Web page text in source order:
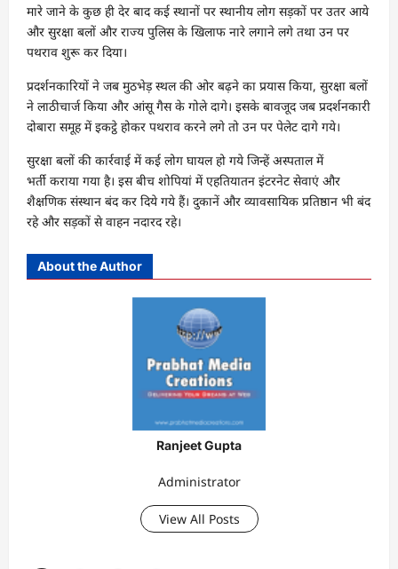
मारे जाने के कुछ ही देर बाद कई स्थानों पर स्थानीय लोग सड़कों पर उतर आये
और सुरक्षा बलों और राज्य पुलिस के खिलाफ नारे लगाने लगे तथा उन पर
पथराव शुरू कर दिया।
प्रदर्शनकारियों ने जब मुठभेड़ स्थल की ओर बढ़ने का प्रयास किया, सुरक्षा बलों
ने लाठीचार्ज किया और आंसू गैस के गोले दागे। इसके बावजूद जब प्रदर्शनकारी
दोबारा समूह में इकट्ठे होकर पथराव करने लगे तो उन पर पेलेट दागे गये।
सुरक्षा बलों की कार्रवाई में कई लोग घायल हो गये जिन्हें अस्पताल में
भर्ती कराया गया है। इस बीच शोपियां में एहतियातन इंटरनेट सेवाएं और
शैक्षणिक संस्थान बंद कर दिये गये हैं। दुकानें और व्यावसायिक प्रतिष्ठान भी बंद
रहे और सड़कों से वाहन नदारद रहे।
About the Author
Ranjeet Gupta
Administrator
View All Posts